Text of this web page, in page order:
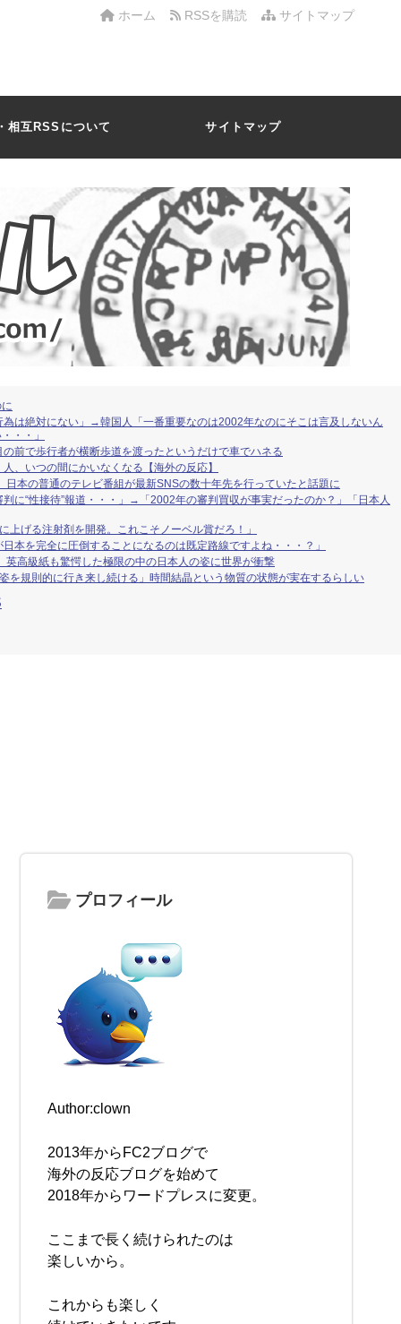
サイトマップ
RSSを購読
ホーム
相互RSSについて サイトマップ
は絶対にない」→韓国人「一番重要なのは2002年なのにそこは言及しないん
・・」
前で歩行者が横断歩道を渡ったというだけで車でハネる
、いつの間にかいなくなる【海外の反応】
本の普通のテレビ番組が最新SNSの数十年先を行っていたと話題に
に“性接待”報道・・・」→「2002年の審判買収が事実だったのか？」「日本人
上げる注射剤を開発。これこそノーベル賞だろ！」
本を完全に圧倒することになるのは既定路線ですよね・・・？」
英高級紙も驚愕した極限の中の日本人の姿に世界が衝撃
を規則的に行き来し続ける」時間結晶という物質の状態が実在するらしい
プロフィール
Author:clown
2013年からFC2ブログで
海外の反応ブログを始めて
2018年からワードプレスに変更。
ここまで長く続けられたのは
楽しいから。
これからも楽しく